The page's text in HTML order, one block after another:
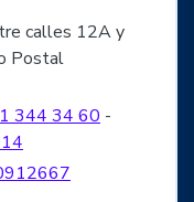
calles 12A y
Postal
344 34 60 -